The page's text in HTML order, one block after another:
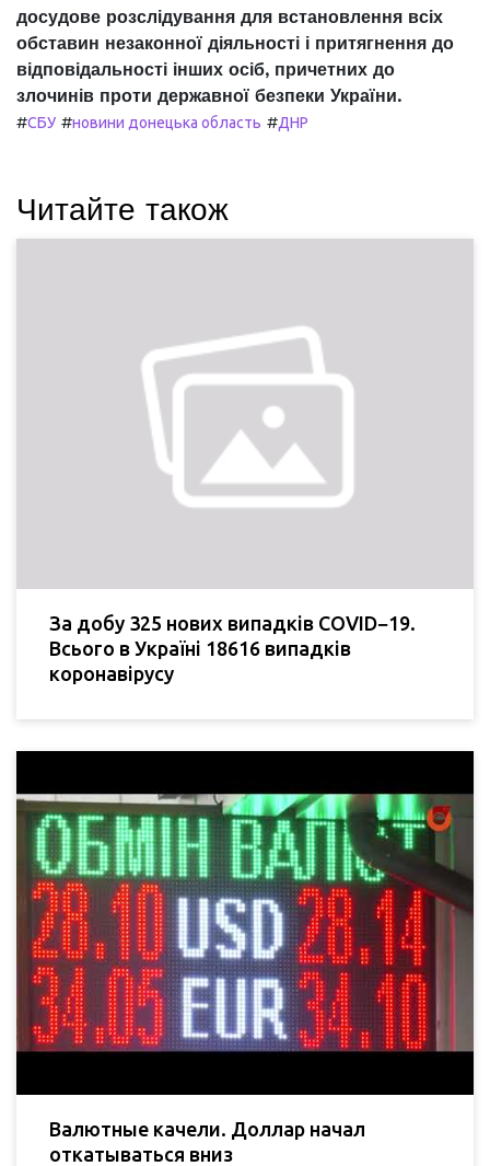
досудове розслідування для встановлення всіх
обставин незаконної діяльності і притягнення до
відповідальності інших осіб, причетних до
злочинів проти державної безпеки України.
#СБУ #новини донецька область #ДНР
Читайте також
За добу 325 нових випадків COVID−19.
Всього в Україні 18616 випадків
коронавірусу
Валютные качели. Доллар начал
откатываться вниз